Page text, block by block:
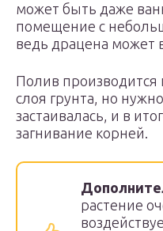
может быть даже
помещение с
ведь драцена может
Полив производится
слоя грунта, но
застаивалась, и в
загнивание корней.
растение